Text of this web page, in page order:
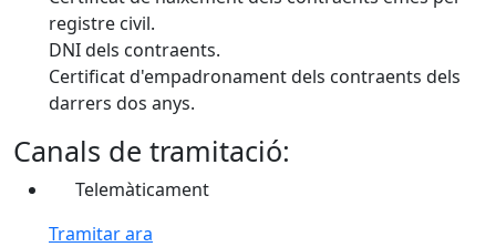
registre civil.
DNI dels contraents.
Certificat d'empadronament dels contraents dels
darrers dos anys.
Canals de tramitació:
Telemàticament
Tramitar ara